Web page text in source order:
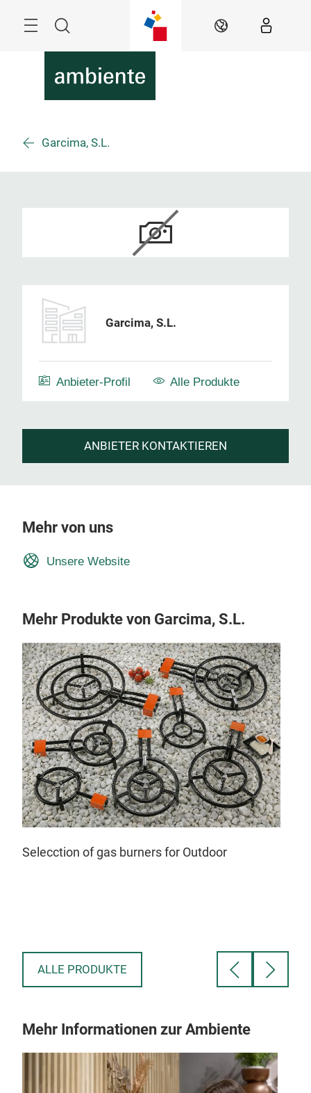
Suche DE
Garcima, S.L.
Garcima, S.L.
Anbieter-Profil Alle Produkte
ANBIETER KONTAKTIEREN
Mehr von uns
Unsere Website
Mehr Produkte von Garcima, S.L.
Selecction of gas burners for Outdoor
ALLE PRODUKTE
Mehr Informationen zur Ambiente